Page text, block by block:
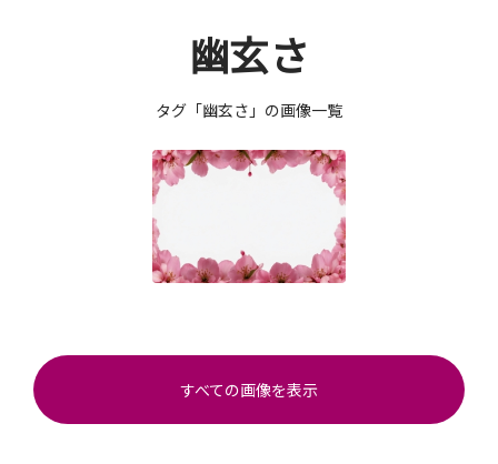
幽玄さ
タグ「幽玄さ」の画像一覧
すべての画像を表示